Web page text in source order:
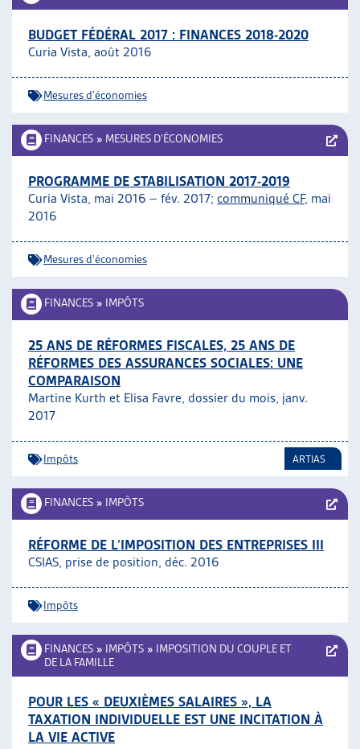
BUDGET FÉDÉRAL 2017 : FINANCES 2018-2020
Curia Vista, août 2016
Mesures d'économies
FINANCES » MESURES D’ÉCONOMIES
PROGRAMME DE STABILISATION 2017-2019
Curia Vista, mai 2016 – fév. 2017; communiqué CF, mai
2016
Mesures d'économies
FINANCES » IMPÔTS
25 ANS DE RÉFORMES FISCALES, 25 ANS DE
RÉFORMES DES ASSURANCES SOCIALES: UNE
COMPARAISON
Martine Kurth et Elisa Favre, dossier du mois, janv.
2017
Impôts ARTIAS
FINANCES » IMPÔTS
RÉFORME DE L’IMPOSITION DES ENTREPRISES III
CSIAS, prise de position, déc. 2016
Impôts
FINANCES » IMPÔTS » IMPOSITION DU COUPLE ET
DE LA FAMILLE
POUR LES « DEUXIÈMES SALAIRES », LA
TAXATION INDIVIDUELLE EST UNE INCITATION À
LA VIE ACTIVE